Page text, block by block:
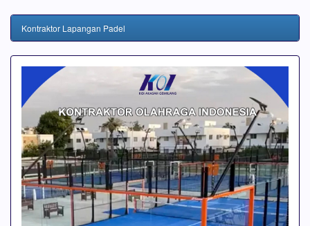
Kontraktor Lapangan Padel